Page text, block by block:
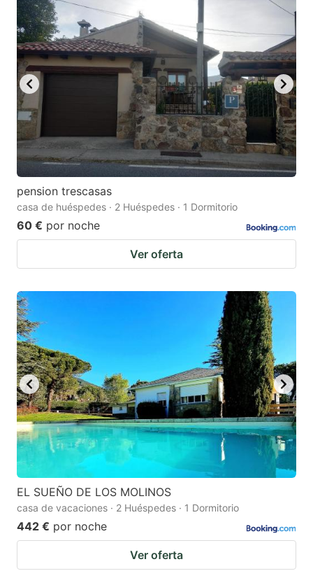
pension trescasas
casa de huéspedes · 2 Huéspedes · 1 Dormitorio
60 € por noche
Ver oferta
EL SUEÑO DE LOS MOLINOS
casa de vacaciones · 2 Huéspedes · 1 Dormitorio
442 € por noche
Ver oferta